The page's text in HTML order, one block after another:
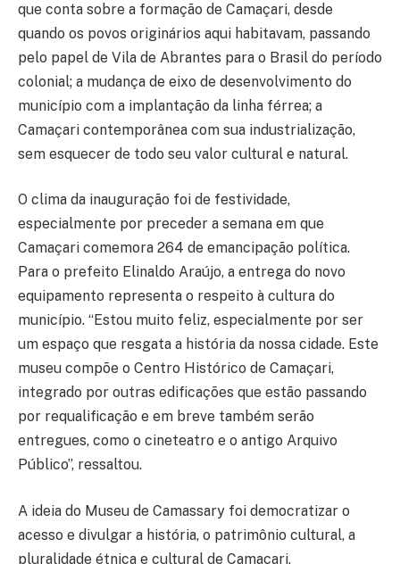
que conta sobre a formação de Camaçari, desde
quando os povos originários aqui habitavam, passando
pelo papel de Vila de Abrantes para o Brasil do período
colonial; a mudança de eixo de desenvolvimento do
município com a implantação da linha férrea; a
Camaçari contemporânea com sua industrialização,
sem esquecer de todo seu valor cultural e natural.
O clima da inauguração foi de festividade,
especialmente por preceder a semana em que
Camaçari comemora 264 de emancipação política.
Para o prefeito Elinaldo Araújo, a entrega do novo
equipamento representa o respeito à cultura do
município. “Estou muito feliz, especialmente por ser
um espaço que resgata a história da nossa cidade. Este
museu compõe o Centro Histórico de Camaçari,
integrado por outras edificações que estão passando
por requalificação e em breve também serão
entregues, como o cineteatro e o antigo Arquivo
Público”, ressaltou.
A ideia do Museu de Camassary foi democratizar o
acesso e divulgar a história, o patrimônio cultural, a
pluralidade étnica e cultural de Camaçari,